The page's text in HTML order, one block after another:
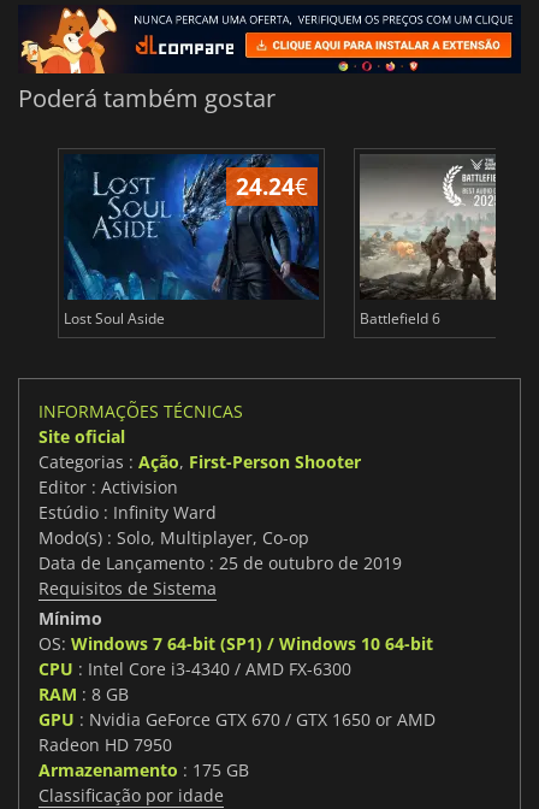
Poderá também gostar
24.24€
Lost Soul Aside Battlefield 6
INFORMAÇÕES TÉCNICAS
Site oficial
Categorias : Ação, First-Person Shooter
Editor : Activision
Estúdio : Infinity Ward
Modo(s) : Solo, Multiplayer, Co-op
Data de Lançamento : 25 de outubro de 2019
Requisitos de Sistema
Mínimo
OS: Windows 7 64-bit (SP1) / Windows 10 64-bit
CPU : Intel Core i3-4340 / AMD FX-6300
RAM : 8 GB
GPU : Nvidia GeForce GTX 670 / GTX 1650 or AMD
Radeon HD 7950
Armazenamento : 175 GB
Classificação por idade